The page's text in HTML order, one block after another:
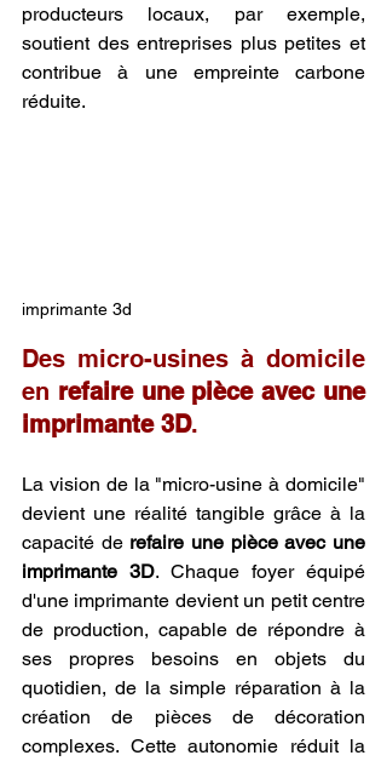
producteurs locaux, par exemple,
soutient des entreprises plus petites et
contribue à une empreinte carbone
réduite.
imprimante 3d
Des micro-usines à domicile
en refaire une pièce avec une
imprimante 3D.
La vision de la "micro-usine à domicile"
devient une réalité tangible grâce à la
capacité de refaire une pièce avec une
imprimante 3D. Chaque foyer équipé
d'une imprimante devient un petit centre
de production, capable de répondre à
ses propres besoins en objets du
quotidien, de la simple réparation à la
création de pièces de décoration
complexes. Cette autonomie réduit la